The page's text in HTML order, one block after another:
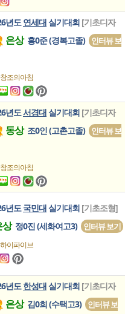
년도 연세대 실기대회 [기초디자
은상홍0준 (경복고졸)
인터뷰 보
조의아침
년도서경대 실기대회 [기초디자
동상조0인 (고촌고졸)
인터뷰 보
조의아침
년도 국민대 실기대회 [기초조형]
상정0진 (세화여고3) 인터뷰 보기
이파이브
년도 한성대 실기대회 [기초디자
은상김0희 (수택고3)
인터뷰 보